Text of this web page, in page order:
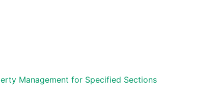
Management​ for Specified Sections